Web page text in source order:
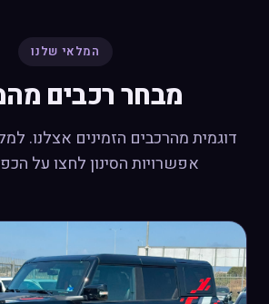
המלאי שלנו
מבחר רכבים
דוגמית מהרכבים הזמינים אצלנו.
אפשרויות הסינון לחצו על